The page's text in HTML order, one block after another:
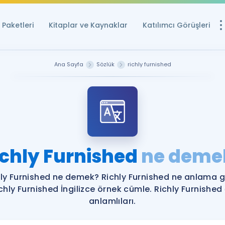
Paketleri Kitaplar ve Kaynaklar Katılımcı Görüşleri
Ücretsiz
YDS ve YÖKDİL
YDS ve YÖKDİL
YDS ve YÖKDİL'e
Ana Sayfa Sözlük richly furnished
Furnished ne
Furnished ne demek? Richly Furnished ne anlama
Furnished İngilizce örnek cümle. Richly Furnished
anlamlıları.